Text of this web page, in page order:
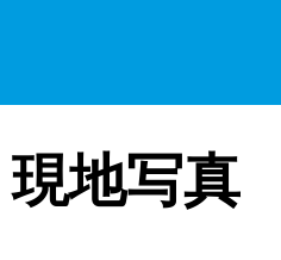
現地写真